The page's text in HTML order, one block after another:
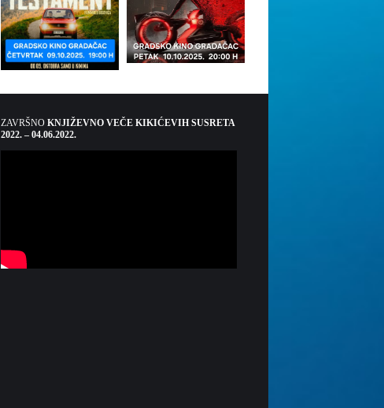
ZAVRŠNO KNJIŽEVNO VEČE KIKIĆEVIH SUSRETA
2022. – 04.06.2022.